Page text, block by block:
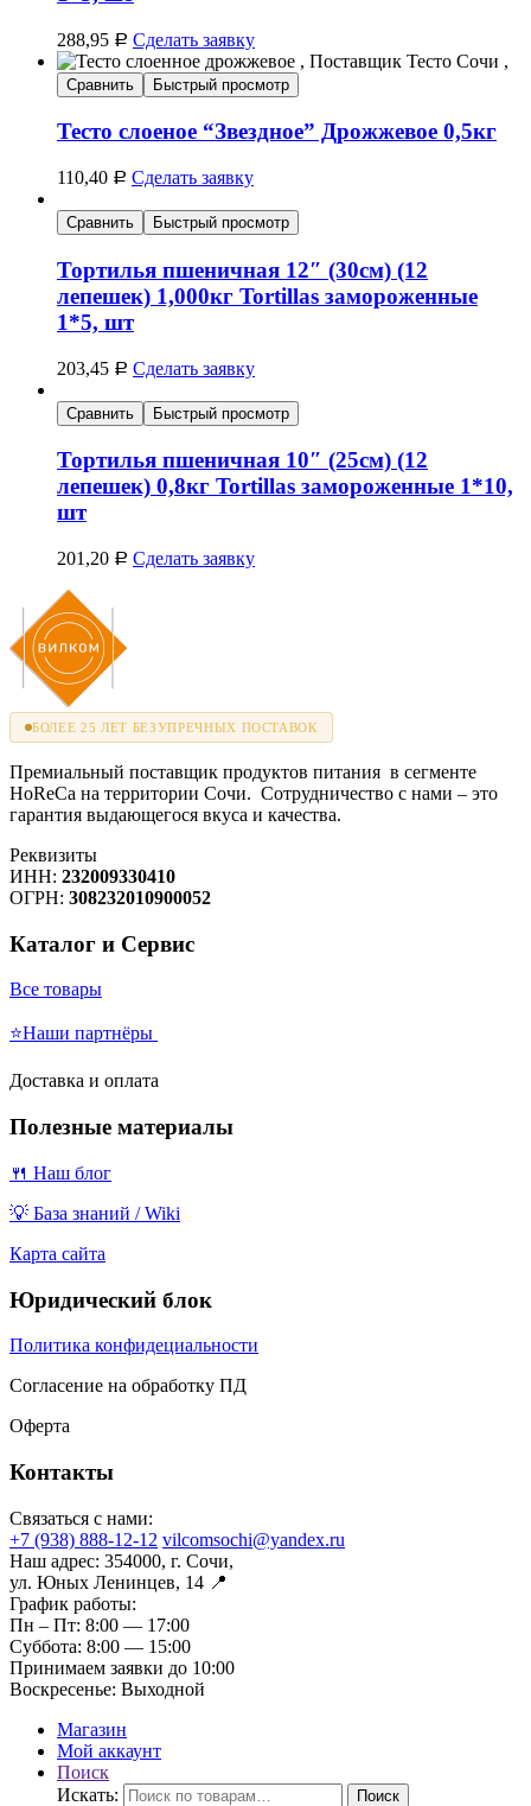
288,95 Р Сделать заявку
Сравнить Быстрый просмотр
Тесто слоеное “Звездное” Дрожжевое 0,5кг
110,40 Р Сделать заявку
Сравнить Быстрый просмотр
Тортилья пшеничная 12″ (30см) (12
лепешек) 1,000кг Tortillas замороженные
1*5, шт
203,45 Р Сделать заявку
Сравнить Быстрый просмотр
Тортилья пшеничная 10″ (25см) (12
лепешек) 0,8кг Tortillas замороженные 1*10,
шт
201,20 Р Сделать заявку
БОЛЕЕ 25 ЛЕТ БЕЗУПРЕЧНЫХ ПОСТАВОК
Премиальный поставщик продуктов питания в сегменте
HoReCa на территории Сочи. Сотрудничество с нами – это
гарантия выдающегося вкуса и качества.
Реквизиты
ИНН: 232009330410
ОГРН: 308232010900052
Каталог и Сервис
Все товары
⭐Наши партнёры
Доставка и оплата
Полезные материалы
🍴 Наш блог
💡 База знаний / Wiki
Карта сайта
Юридический блок
Политика конфидециальности
Согласение на обработку ПД
Оферта
Контакты
Связаться с нами:
+7 (938) 888-12-12 vilcomsochi@yandex.ru
Наш адрес: 354000, г. Сочи,
ул. Юных Ленинцев, 14 📍
График работы:
Пн – Пт: 8:00 — 17:00
Суббота: 8:00 — 15:00
Принимаем заявки до 10:00
Воскресенье: Выходной
Магазин
Мой аккаунт
Поиск
Искать:
Поиск